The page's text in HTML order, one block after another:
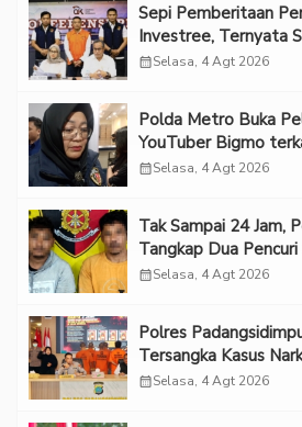
Sepi Pemberitaan
Investree, Ternyata
calendar_monthSelasa, 4 Agt 2026
Polda Metro Buka
YouTuber Bigmo
Eksploitasi Anak
calendar_monthSelasa, 4 Agt 2026
Tak Sampai 24 Jam,
Tangkap Dua
calendar_monthSelasa, 4 Agt 2026
Polres
Tersangka Kasus
Penganiayaan
calendar_monthSelasa, 4 Agt 2026